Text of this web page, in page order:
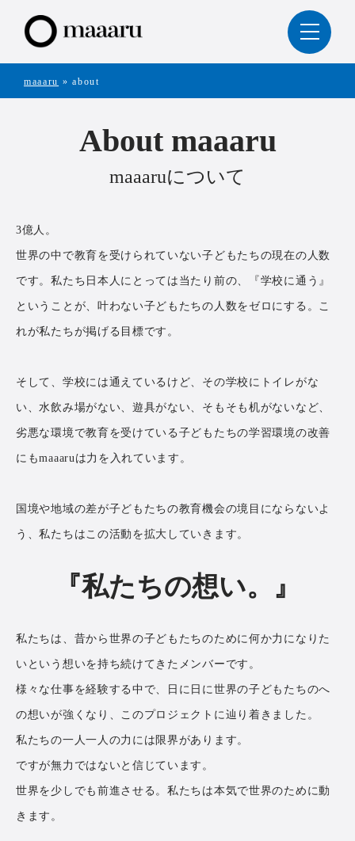
maaaru » about
About maaaru
maaaruについて
3億人。
世界の中で教育を受けられていない子どもたちの現在の人数
です。私たち日本人にとっては当たり前の、『学校に通う』
ということが、叶わない子どもたちの人数をゼロにする。こ
れが私たちが掲げる目標です。
そして、学校には通えているけど、その学校にトイレがな
い、水飲み場がない、遊具がない、そもそも机がないなど、
劣悪な環境で教育を受けている子どもたちの学習環境の改善
にもmaaaruは力を入れています。
国境や地域の差が子どもたちの教育機会の境目にならないよ
う、私たちはこの活動を拡大していきます。
『私たちの想い。』
私たちは、昔から世界の子どもたちのために何か力になりた
いという想いを持ち続けてきたメンバーです。
様々な仕事を経験する中で、日に日に世界の子どもたちのへ
の想いが強くなり、このプロジェクトに辿り着きました。
私たちの一人一人の力には限界があります。
ですが無力ではないと信じています。
世界を少しでも前進させる。私たちは本気で世界のために動
きます。